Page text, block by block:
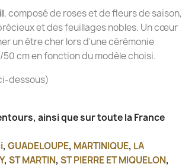
, composé de roses et de fleurs de saison,
et des feuillages nobles. Un cœur
un être cher lors d'une cérémonie
cm en fonction du modèle choisi.
dessous)
ainsi que sur toute la France
, GUADELOUPE, MARTINIQUE, LA
, ST MARTIN, ST PIERRE ET MIQUELON,